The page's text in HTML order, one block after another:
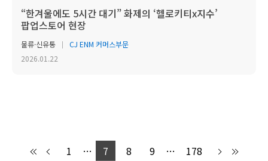
“한겨울에도 5시간 대기” 화제의 ‘헬로키티x지수’
팝업스토어 현장
물류·신유통
CJ ENM 커머스부문
2026.01.22
1 … 7 8 9 … 178